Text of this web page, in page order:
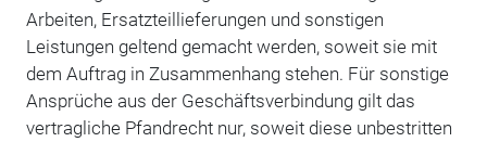
Arbeiten, Ersatzteillieferungen und sonstigen
Leistungen geltend gemacht werden, soweit sie mit
dem Auftrag in Zusammenhang stehen. Für sonstige
Ansprüche aus der Geschäftsverbindung gilt das
vertragliche Pfandrecht nur, soweit diese unbestritten